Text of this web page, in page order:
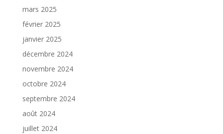
mars 2025
février 2025
janvier 2025
décembre 2024
novembre 2024
octobre 2024
septembre 2024
août 2024
juillet 2024